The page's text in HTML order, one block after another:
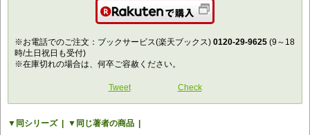
楽天で購入
※お電話でのご注文：ブックサービス(楽天ブックス) 0120-29-9625 (9～18
時/土日祝日も受付)
※在庫切れの場合は、何卒ご容赦ください。
Tweet Check
同シリーズ 同じ著者の商品